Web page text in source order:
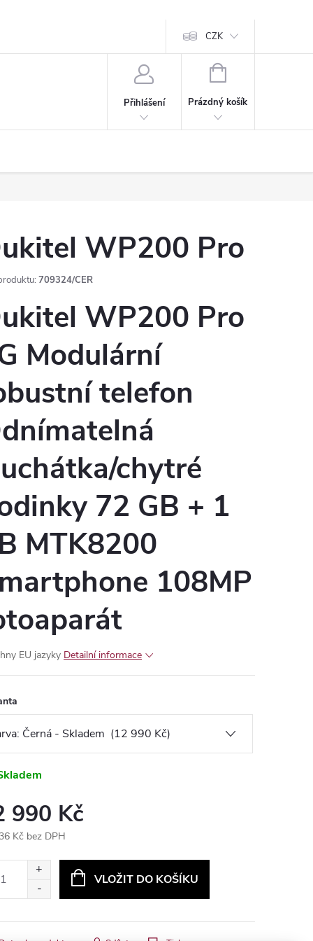
CZK
Přihlášení
NÁKUPNÍ
Prázdný košík
WP200 Pro
709324/CER
WP200 Pro
Modulární
telefon
chytré
72 GB + 1
MTK8200
108MP
EU jazyky Detailní informace
990 Kč
Kč bez DPH
VLOŽIT DO KOŠÍKU